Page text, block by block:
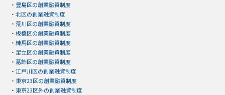
・ 豊島区の創業融資制度
・ 北区の創業融資制度
・ 荒川区の創業融資制度
・ 板橋区の創業融資制度
・ 練馬区の創業融資制度
・ 足立区の創業融資制度
・ 葛飾区の創業融資制度
・ 江戸川区の創業融資制度
・ 東京23区の創業融資制度
・ 東京23区外の創業融資制度